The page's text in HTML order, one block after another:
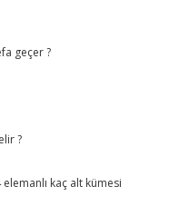
geçer ?
?
kaç alt kümesi